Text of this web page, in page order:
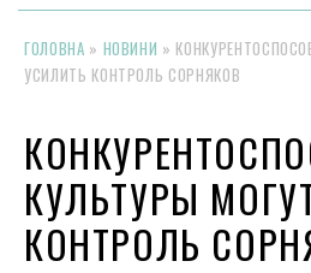
ГОЛОВНА » НОВИНИ »
УСИЛИТЬ КОНТРОЛЬ СОРНЯКОВ
КУЛЬТУРЫ
КОНТРОЛЬ